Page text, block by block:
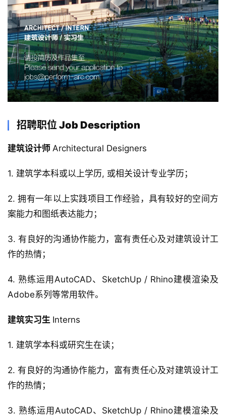
招聘职位 Job Description
建筑设计师 Architectural Designers
1. 建筑学本科或以上学历, 或相关设计专业学历；
2. 拥有一年以上实践项目工作经验，具有较好的空间方
案能力和图纸表达能力；
3. 有良好的沟通协作能力，富有责任心及对建筑设计工
作的热情；
4. 熟练运用AutoCAD、SketchUp / Rhino建模渲染及
Adobe系列等常用软件。
建筑实习生 Interns
1. 建筑学本科或研究生在读；
2. 有良好的沟通协作能力，富有责任心及对建筑设计工
作的热情；
3. 熟练运用AutoCAD、SketchUp / Rhino建模渲染及